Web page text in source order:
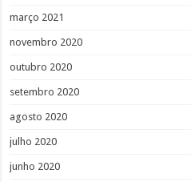
março 2021
novembro 2020
outubro 2020
setembro 2020
agosto 2020
julho 2020
junho 2020